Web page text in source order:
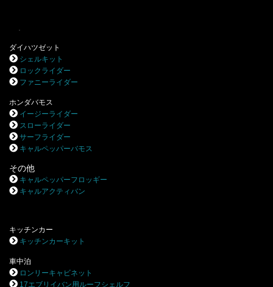
ダイハツゼット
シェルキット
ロックライダー
ファニーライダー
ホンダバモス
イージーライダー
スローライダー
サーフライダー
キャルペッパーバモス
その他
キャルペッパーフロッギー
キャルアクティバン
キッチンカー
キッチンカーキット
車中泊
ロンリーキャビネット
17エブリイバン用ルーフシェルフ